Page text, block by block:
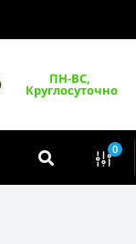
ПН-ВС,
Круглосуточно
0